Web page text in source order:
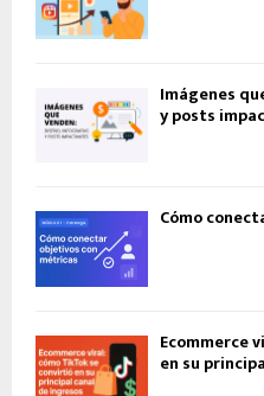
Imágenes
y posts
Cómo
Ecommerce
en su